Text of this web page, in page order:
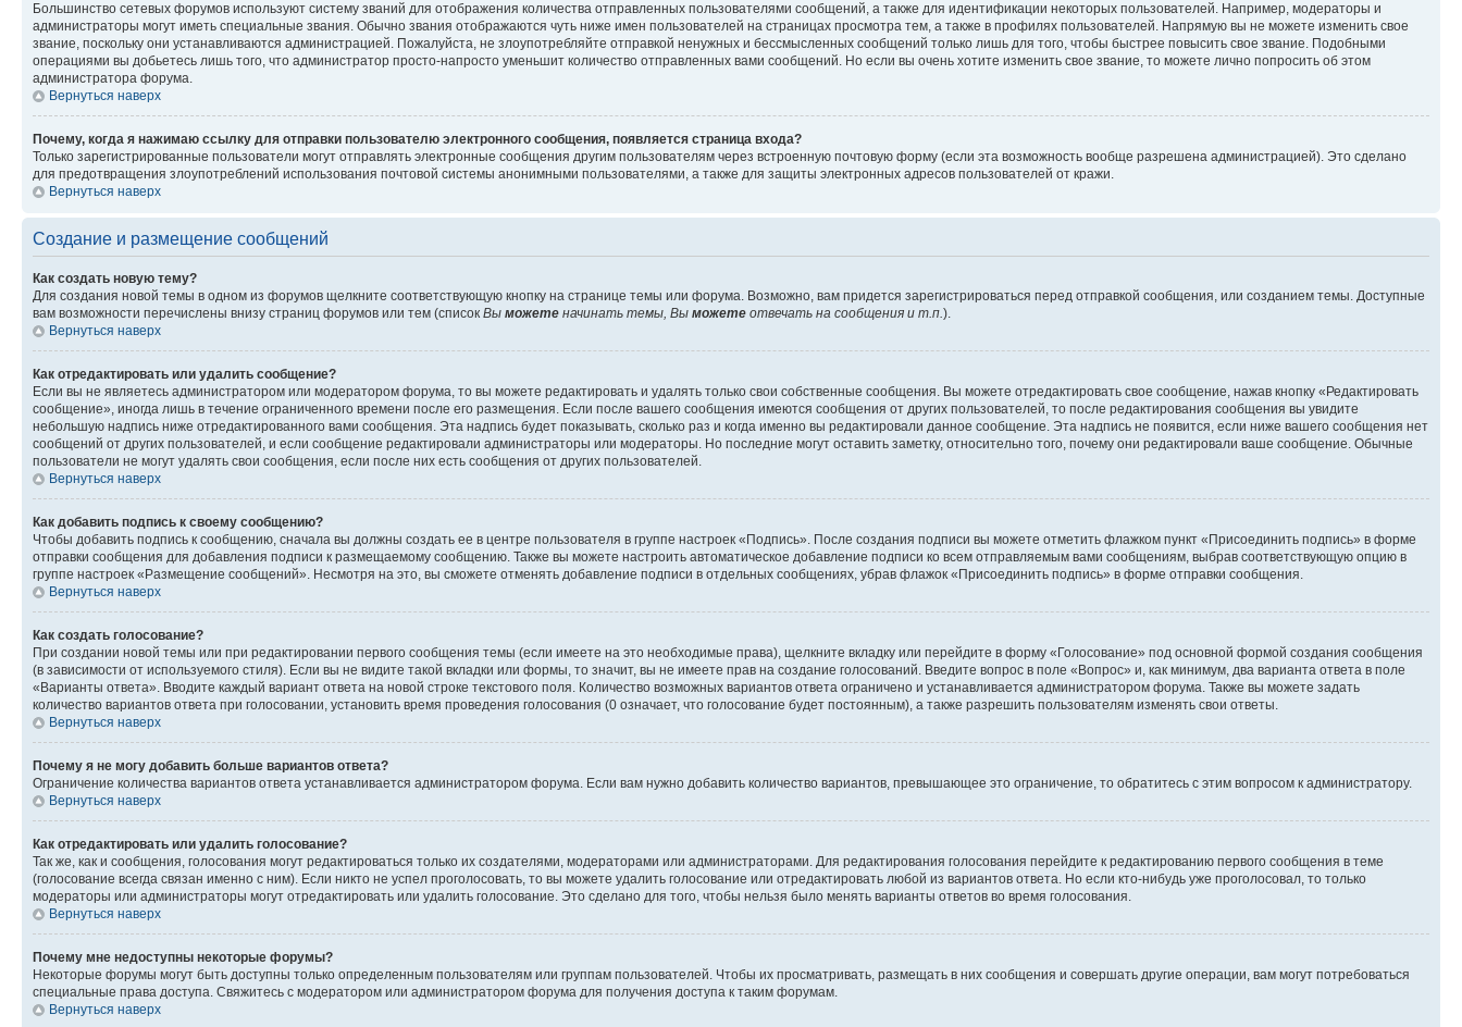
Большинство сетевых форумов используют систему званий для отображения количества отправленных пользователями сообщений, а также для идентификации некоторых пользователей. Например, модераторы и
администраторы могут иметь специальные звания. Обычно звания отображаются чуть ниже имен пользователей на страницах просмотра тем, а также в профилях пользователей. Напрямую вы не можете изменить свое
звание, поскольку они устанавливаются администрацией. Пожалуйста, не злоупотребляйте отправкой ненужных и бессмысленных сообщений только лишь для того, чтобы быстрее повысить свое звание. Подобными
операциями вы добьетесь лишь того, что администратор просто-напросто уменьшит количество отправленных вами сообщений. Но если вы очень хотите изменить свое звание, то можете лично попросить об этом
администратора форума.
Вернуться наверх
Почему, когда я нажимаю ссылку для отправки пользователю электронного сообщения, появляется страница входа?
Только зарегистрированные пользователи могут отправлять электронные сообщения другим пользователям через встроенную почтовую форму (если эта возможность вообще разрешена администрацией). Это сделано
для предотвращения злоупотреблений использования почтовой системы анонимными пользователями, а также для защиты электронных адресов пользователей от кражи.
Вернуться наверх
Создание и размещение сообщений
Как создать новую тему?
Для создания новой темы в одном из форумов щелкните соответствующую кнопку на странице темы или форума. Возможно, вам придется зарегистрироваться перед отправкой сообщения, или созданием темы. Доступные
вам возможности перечислены внизу страниц форумов или тем (список Вы можете начинать темы, Вы можете отвечать на сообщения и т.п.).
Вернуться наверх
Как отредактировать или удалить сообщение?
Если вы не являетесь администратором или модератором форума, то вы можете редактировать и удалять только свои собственные сообщения. Вы можете отредактировать свое сообщение, нажав кнопку «Редактировать
сообщение», иногда лишь в течение ограниченного времени после его размещения. Если после вашего сообщения имеются сообщения от других пользователей, то после редактирования сообщения вы увидите
небольшую надпись ниже отредактированного вами сообщения. Эта надпись будет показывать, сколько раз и когда именно вы редактировали данное сообщение. Эта надпись не появится, если ниже вашего сообщения нет
сообщений от других пользователей, и если сообщение редактировали администраторы или модераторы. Но последние могут оставить заметку, относительно того, почему они редактировали ваше сообщение. Обычные
пользователи не могут удалять свои сообщения, если после них есть сообщения от других пользователей.
Вернуться наверх
Как добавить подпись к своему сообщению?
Чтобы добавить подпись к сообщению, сначала вы должны создать ее в центре пользователя в группе настроек «Подпись». После создания подписи вы можете отметить флажком пункт «Присоединить подпись» в форме
отправки сообщения для добавления подписи к размещаемому сообщению. Также вы можете настроить автоматическое добавление подписи ко всем отправляемым вами сообщениям, выбрав соответствующую опцию в
группе настроек «Размещение сообщений». Несмотря на это, вы сможете отменять добавление подписи в отдельных сообщениях, убрав флажок «Присоединить подпись» в форме отправки сообщения.
Вернуться наверх
Как создать голосование?
При создании новой темы или при редактировании первого сообщения темы (если имеете на это необходимые права), щелкните вкладку или перейдите в форму «Голосование» под основной формой создания сообщения
(в зависимости от используемого стиля). Если вы не видите такой вкладки или формы, то значит, вы не имеете прав на создание голосований. Введите вопрос в поле «Вопрос» и, как минимум, два варианта ответа в поле
«Варианты ответа». Вводите каждый вариант ответа на новой строке текстового поля. Количество возможных вариантов ответа ограничено и устанавливается администратором форума. Также вы можете задать
количество вариантов ответа при голосовании, установить время проведения голосования (0 означает, что голосование будет постоянным), а также разрешить пользователям изменять свои ответы.
Вернуться наверх
Почему я не могу добавить больше вариантов ответа?
Ограничение количества вариантов ответа устанавливается администратором форума. Если вам нужно добавить количество вариантов, превышающее это ограничение, то обратитесь с этим вопросом к администратору.
Вернуться наверх
Как отредактировать или удалить голосование?
Так же, как и сообщения, голосования могут редактироваться только их создателями, модераторами или администраторами. Для редактирования голосования перейдите к редактированию первого сообщения в теме
(голосование всегда связан именно с ним). Если никто не успел проголосовать, то вы можете удалить голосование или отредактировать любой из вариантов ответа. Но если кто-нибудь уже проголосовал, то только
модераторы или администраторы могут отредактировать или удалить голосование. Это сделано для того, чтобы нельзя было менять варианты ответов во время голосования.
Вернуться наверх
Почему мне недоступны некоторые форумы?
Некоторые форумы могут быть доступны только определенным пользователям или группам пользователей. Чтобы их просматривать, размещать в них сообщения и совершать другие операции, вам могут потребоваться
специальные права доступа. Свяжитесь с модератором или администратором форума для получения доступа к таким форумам.
Вернуться наверх